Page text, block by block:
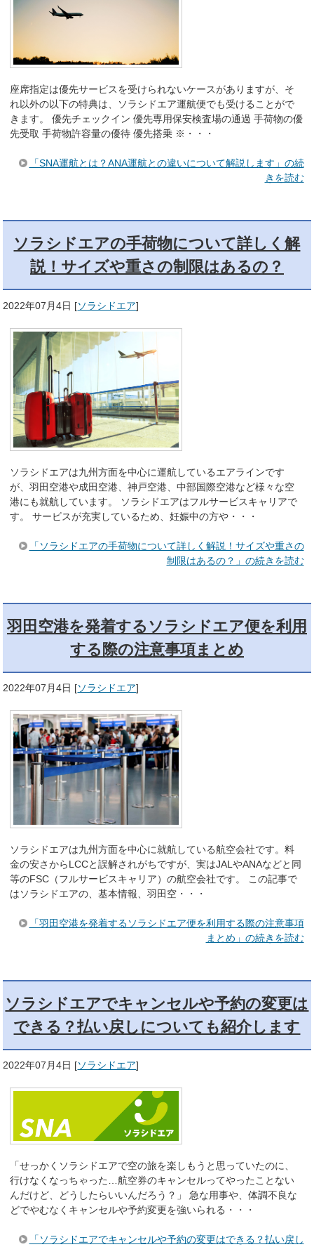
座席指定は優先サービスを受けられないケースがありますが、そ
れ以外の以下の特典は、ソラシドエア運航便でも受けることがで
きます。 優先チェックイン 優先専用保安検査場の通過 手荷物の優
先受取 手荷物許容量の優待 優先搭乗 ※・・・
「SNA運航とは？ANA運航との違いについて解説します」の続
きを読む
ソラシドエアの手荷物について詳しく解
説！サイズや重さの制限はあるの？
2022年07月4日 [ソラシドエア]
ソラシドエアは九州方面を中心に運航しているエアラインです
が、羽田空港や成田空港、神戸空港、中部国際空港など様々な空
港にも就航しています。 ソラシドエアはフルサービスキャリアで
す。 サービスが充実しているため、妊娠中の方や・・・
「ソラシドエアの手荷物について詳しく解説！サイズや重さの
制限はあるの？」の続きを読む
羽田空港を発着するソラシドエア便を利用
する際の注意事項まとめ
2022年07月4日 [ソラシドエア]
ソラシドエアは九州方面を中心に就航している航空会社です。料
金の安さからLCCと誤解されがちですが、実はJALやANAなどと同
等のFSC（フルサービスキャリア）の航空会社です。 この記事で
はソラシドエアの、基本情報、羽田空・・・
「羽田空港を発着するソラシドエア便を利用する際の注意事項
まとめ」の続きを読む
ソラシドエアでキャンセルや予約の変更は
できる？払い戻しについても紹介します
2022年07月4日 [ソラシドエア]
「せっかくソラシドエアで空の旅を楽しもうと思っていたのに、
行けなくなっちゃった…航空券のキャンセルってやったことない
んだけど、どうしたらいいんだろう？」 急な用事や、体調不良な
どでやむなくキャンセルや予約変更を強いられる・・・
「ソラシドエアでキャンセルや予約の変更はできる？払い戻し